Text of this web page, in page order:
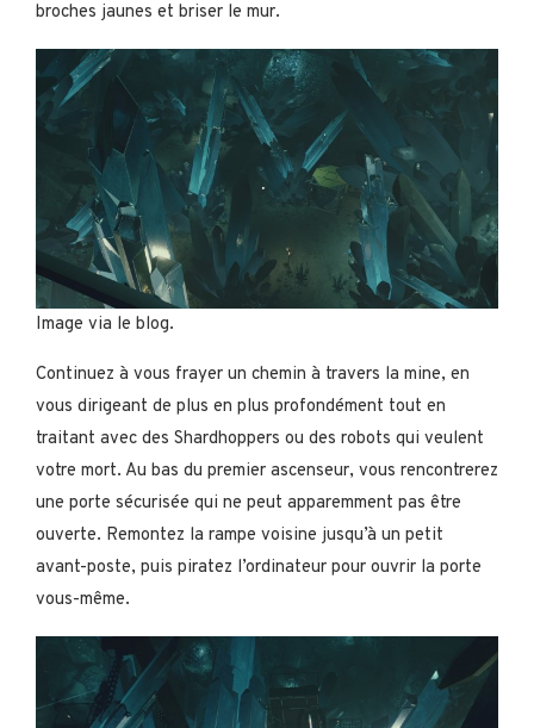
broches jaunes et briser le mur.
Image via le blog.
Continuez à vous frayer un chemin à travers la mine, en
vous dirigeant de plus en plus profondément tout en
traitant avec des Shardhoppers ou des robots qui veulent
votre mort. Au bas du premier ascenseur, vous rencontrerez
une porte sécurisée qui ne peut apparemment pas être
ouverte. Remontez la rampe voisine jusqu’à un petit
avant-poste, puis piratez l’ordinateur pour ouvrir la porte
vous-même.